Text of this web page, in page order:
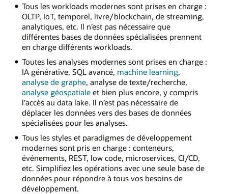
Tous les workloads modernes sont prises en charge :
OLTP, IoT, temporel, livre/blockchain, de streaming,
analytiques, etc. Il n’est pas nécessaire que
différentes bases de données spécialisées prennent
en charge différents workloads.
Toutes les analyses modernes sont prises en charge :
IA générative, SQL avancé, machine learning,
analyse de graphe, analyse de texte/recherche,
analyse géospatialeet bien plus encore, y compris
l’accès au data lake. Il n’est pas nécessaire de
déplacer les données vers des bases de données
spécialisées pour les analyses.
Tous les styles et paradigmes de développement
modernes sont pris en charge : conteneurs,
événements, REST, low code, microservices, CI/CD,
etc. Simplifiez les opérations avec une seule base de
données pour répondre à tous vos besoins de
développement.